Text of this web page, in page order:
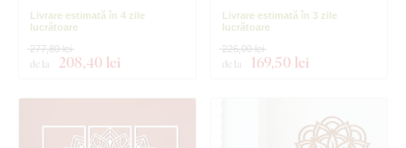
Livrare estimată în 4 zile
lucrătoare
de la 208,40 lei
277,80 lei
Livrare estimată în 3 zile
lucrătoare
de la 169,50 lei
226,00 lei